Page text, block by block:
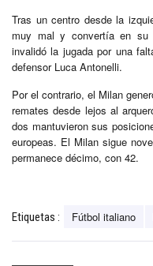
Tras un centro desde la
muy mal y convertía en su
invalidó la jugada por una
defensor Luca Antonelli.
Por el contrario, el Milan
remates desde lejos al
dos mantuvieron sus
europeas. El Milan sigue
permanece décimo, con 42.
Etiquetas : Fútbol italiano